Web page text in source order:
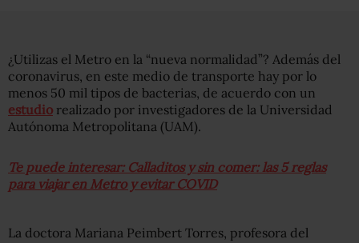
¿Utilizas el Metro en la “nueva normalidad”? Además del
coronavirus, en este medio de transporte hay por lo
menos 50 mil tipos de bacterias, de acuerdo con un
estudio realizado por investigadores de la Universidad
Autónoma Metropolitana (UAM).
Te puede interesar: Calladitos y sin comer: las 5 reglas
para viajar en Metro y evitar COVID
La doctora Mariana Peimbert Torres, profesora del